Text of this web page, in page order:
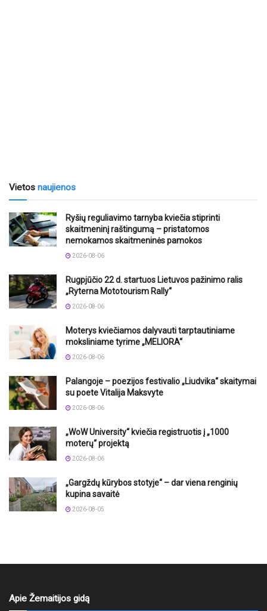
Vietos naujienos
Ryšių reguliavimo tarnyba kviečia stiprinti
skaitmeninį raštingumą – pristatomos
nemokamos skaitmeninės pamokos
2026-08-06
Rugpjūčio 22 d. startuos Lietuvos pažinimo ralis
„Ryterna Mototourism Rally“
2026-08-06
Moterys kviečiamos dalyvauti tarptautiniame
moksliniame tyrime „MELIORA“
2026-08-06
Palangoje – poezijos festivalio „Liudvika“ skaitymai
su poete Vitalija Maksvyte
2026-08-06
„WoW University“ kviečia registruotis į „1000
moterų“ projektą
2026-08-06
„Gargždų kūrybos stotyje“ – dar viena renginių
kupina savaitė
2026-08-05
Apie Žemaitijos gidą